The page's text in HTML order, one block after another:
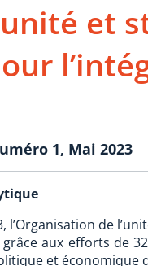
et
1, Mai 2023
l’Organisation de
aux efforts de
et économique